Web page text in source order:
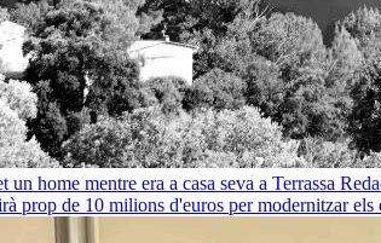
un home mentre era a casa seva a Terrassa
prop de 10 milions d'euros per modernitzar els